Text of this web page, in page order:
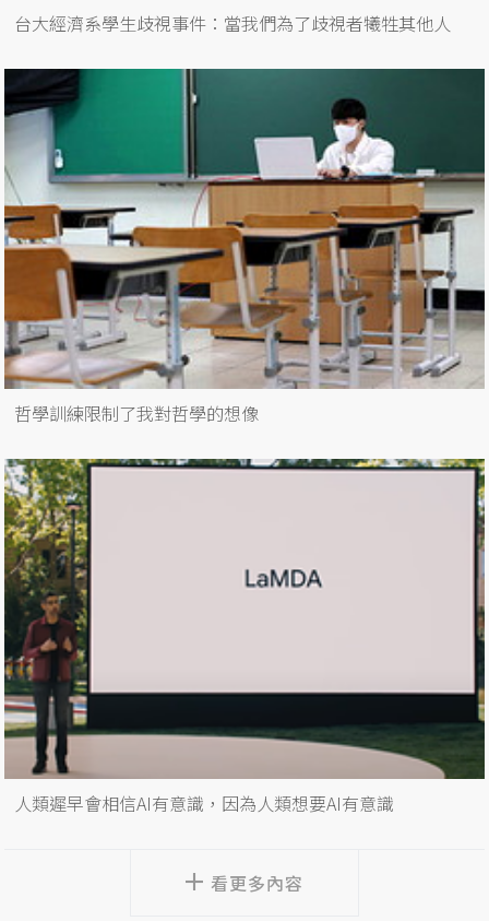
台大經濟系學生歧視事件：當我們為了歧視者犧牲其他人
哲學訓練限制了我對哲學的想像
人類遲早會相信AI有意識，因為人類想要AI有意識
看更多內容